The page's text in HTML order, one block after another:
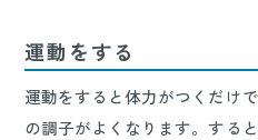
運動をする
運動をすると体力がつくだけ
の調子がよくなります。する